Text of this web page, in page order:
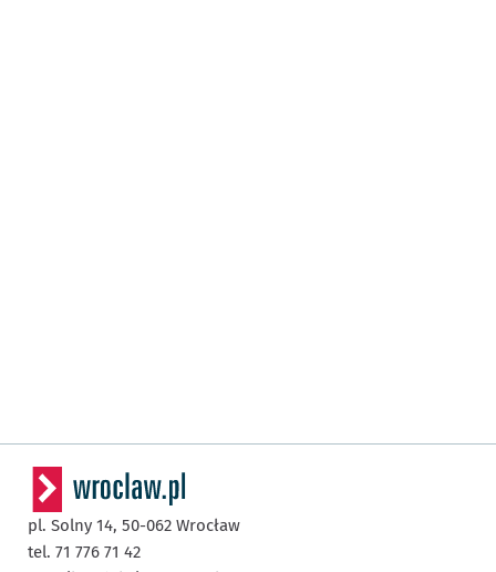
pl. Solny 14, 50-062 Wrocław
tel. 71 776 71 42